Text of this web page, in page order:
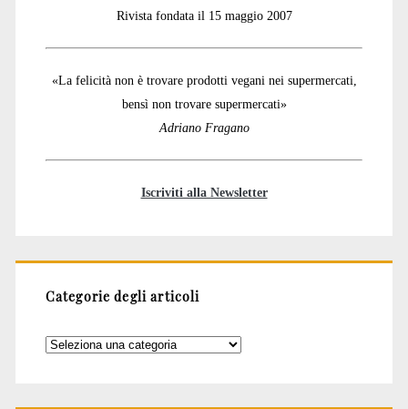
Rivista fondata il 15 maggio 2007
«La felicità non è trovare prodotti vegani nei supermercati,
bensì non trovare supermercati»
Adriano Fragano
Iscriviti alla Newsletter
Categorie degli articoli
Categorie